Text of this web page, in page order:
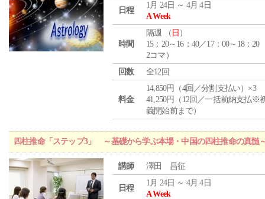
日程
1月 24日 ～ 4月 4日
A Week
時間
隔週 （ 日 ）
15：20～16：40／17：00～18：20
2コマ）
回数
全12回
料金
14,850円（4回／分割支払い）×3
41,250円（12回／一括前納支払※
義開始前まで）
四柱推命「ステップ3」 ～基礎から学ぶ本場・中国の四柱推命の真髄
講師 澤田 昌征
日程
1月 24日 ～ 4月 4日
A Week